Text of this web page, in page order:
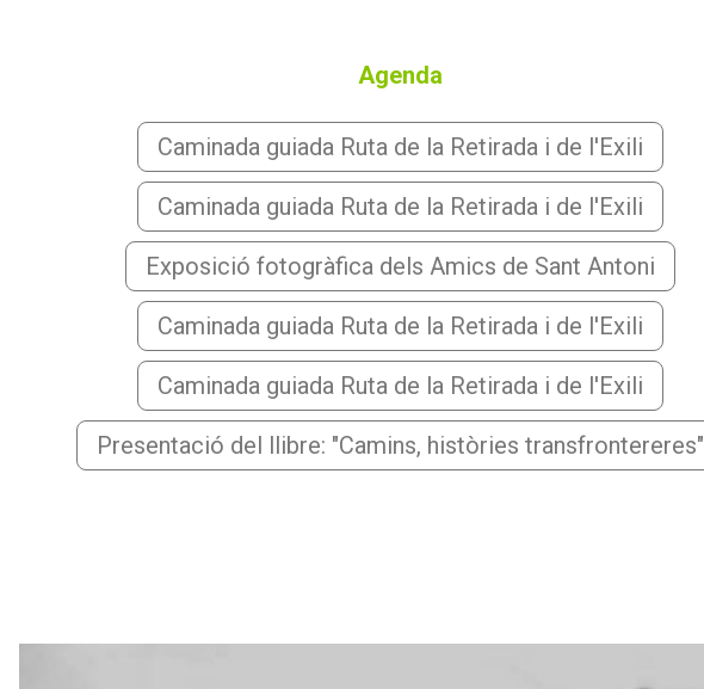
Agenda
Caminada guiada Ruta de la Retirada i de l'Exili
Caminada guiada Ruta de la Retirada i de l'Exili
Exposició fotogràfica dels Amics de Sant Antoni
Caminada guiada Ruta de la Retirada i de l'Exili
Caminada guiada Ruta de la Retirada i de l'Exili
Presentació del llibre: "Camins, històries transfrontereres"